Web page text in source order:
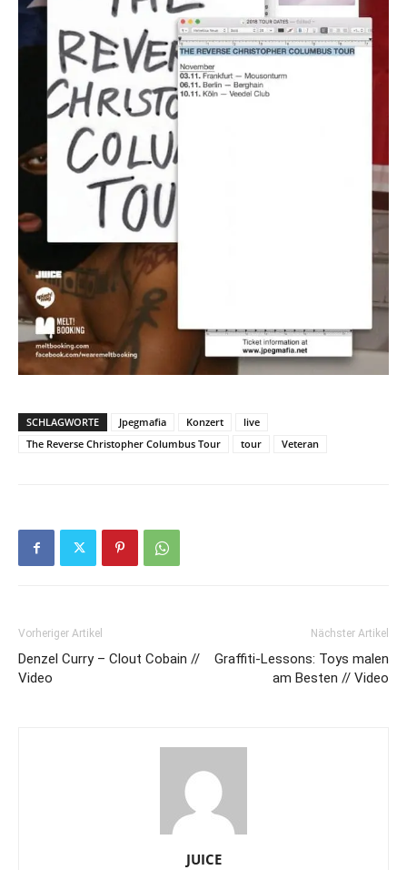
SCHLAGWORTE Jpegmafia Konzert
live
The Reverse Christopher Columbus Tour
tour Veteran
Vorheriger Artikel
Denzel Curry – Clout Cobain //
Video
Nächster Artikel
Graffiti-Lessons: Toys malen
am Besten // Video
JUICE